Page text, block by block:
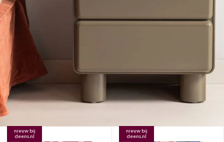
nieuw bij
deens.nl
nieuw bij
deens.nl